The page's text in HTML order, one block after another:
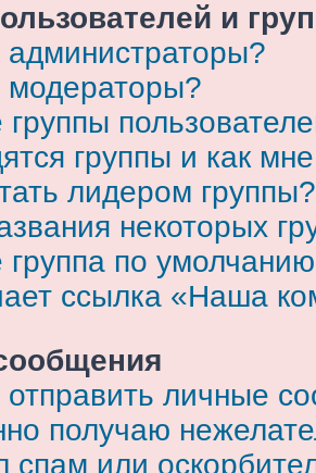
и
администраторы?
модераторы?
группы
группы и как
лидером группы?
некоторых
группа по
ссылка «Наша
отправить личные
получаю
спам или